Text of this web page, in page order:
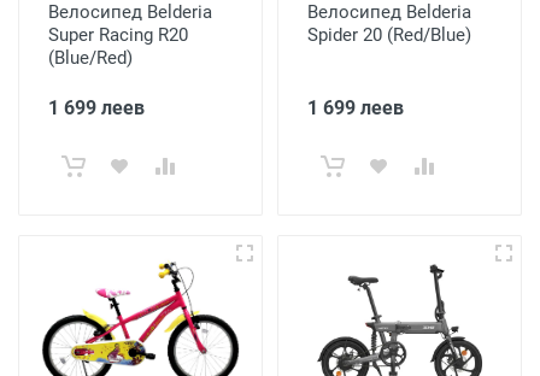
Велосипед Belderia
Super Racing R20
(Blue/Red)
1 699 леев
Велосипед Belderia
Spider 20 (Red/Blue)
1 699 леев